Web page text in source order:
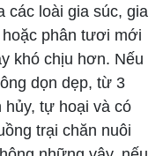
các loài gia súc, gia
phân tươi mới
khó chịu hơn. Nếu
dọn dẹp, từ 3
tự hoại và có
trại chăn nuôi